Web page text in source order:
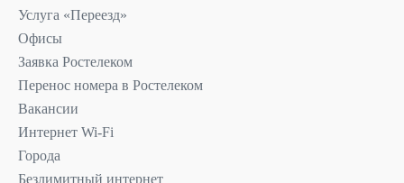
Услуга «Переезд»
Офисы
Заявка Ростелеком
Перенос номера в Ростелеком
Вакансии
Интернет Wi-Fi
Города
Безлимитный интернет